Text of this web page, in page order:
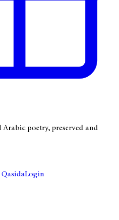
poetry, preserved and
Login